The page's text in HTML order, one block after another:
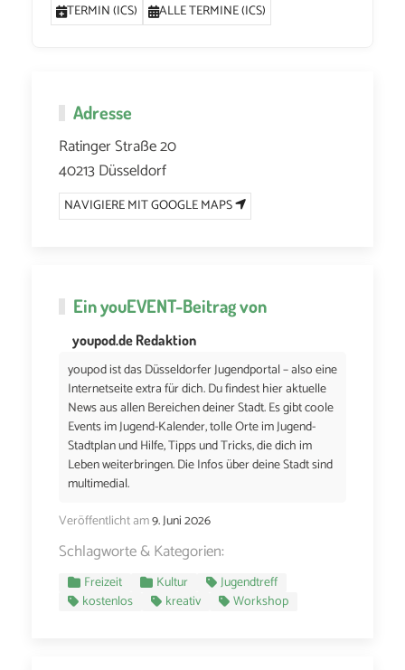
TERMIN (ICS) ALLE TERMINE (ICS)
Adresse
Ratinger Straße 20
40213 Düsseldorf
NAVIGIERE MIT GOOGLE MAPS
EinyouEVENT-Beitrag von
youpod.de Redaktion
youpod ist das Düsseldorfer Jugendportal – also eine
Internetseite extra für dich. Du findest hier aktuelle
News aus allen Bereichen deiner Stadt. Es gibt coole
Events im Jugend-Kalender, tolle Orte im Jugend-
Stadtplan und Hilfe, Tipps und Tricks, die dich im
Leben weiterbringen. Die Infos über deine Stadt sind
multimedial.
Veröffentlicht am9. Juni 2026
Schlagworte & Kategorien:
Freizeit Kultur
Jugendtreff
kostenlos
kreativ Workshop